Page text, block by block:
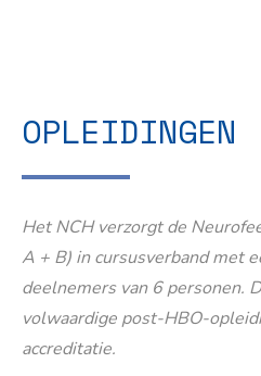
OPLEIDINGEN
Het NCH verzorgt de
A + B) in cursusverband met
deelnemers van 6 personen.
volwaardige post-HBO-
accreditatie.